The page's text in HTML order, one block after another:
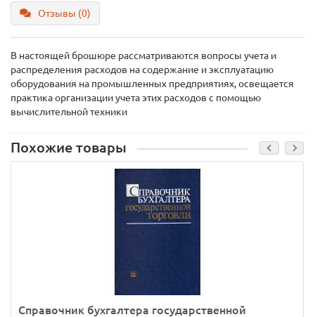
Отзывы (0)
В настоящей брошюре рассматриваются вопросы учета и
распределения расходов на содержание и эксплуатацию
оборудования на промышленных предприятиях, освещается
практика организации учета этих расходов с помощью
вычислительной техники
Похожие товары
Справочник бухгалтера государственной